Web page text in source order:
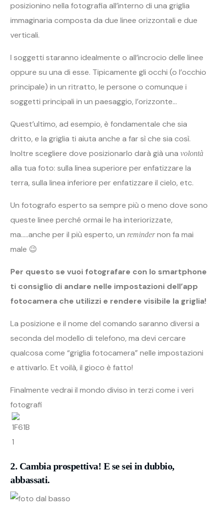
posizionino nella fotografia all’interno di una griglia
immaginaria composta da due linee orizzontali e due
verticali.
I soggetti staranno idealmente o all’incrocio delle linee
oppure su una di esse. Tipicamente gli occhi (o l’occhio
principale) in un ritratto, le persone o comunque i
soggetti principali in un paesaggio, l’orizzonte…
Quest’ultimo, ad esempio, è fondamentale che sia
dritto, e la griglia ti aiuta anche a far sì che sia così.
Inoltre scegliere dove posizionarlo darà già unavolontà
alla tua foto: sulla linea superiore per enfatizzare la
terra, sulla linea inferiore per enfatizzare il cielo, etc.
Un fotografo esperto sa sempre più o meno dove sono
queste linee perché ormai le ha interiorizzate,
ma…..anche per il più esperto, unremindernon fa mai
male 😉
Per questo se vuoi fotografare con lo smartphone
ti consiglio di andare nelle impostazioni dell’app
fotocamera che utilizzi e rendere visibile la griglia!
La posizione e il nome del comando saranno diversi a
seconda del modello di telefono, ma devi cercare
qualcosa come “griglia fotocamera” nelle impostazioni
e attivarlo. Et voilà, il gioco è fatto!
Finalmente vedrai il mondo diviso in terzi come i veri
fotografi
2. Cambia prospettiva! E se sei in dubbio,
abbassati.